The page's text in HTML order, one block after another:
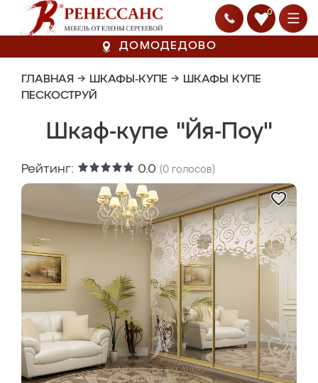
0
ДОМОДЕДОВО
ГЛАВНАЯ → ШКАФЫ-КУПЕ → ШКАФЫ КУПЕ
ПЕСКОСТРУЙ
Шкаф-купе "Йя-Поу"
Рейтинг: 0.0 (0 голосов)